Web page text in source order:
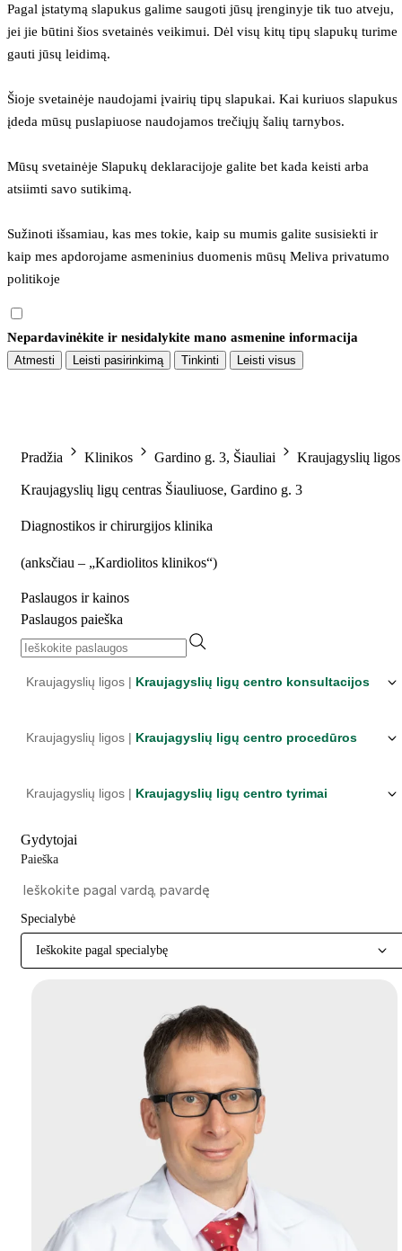
Pagal įstatymą slapukus galime saugoti jūsų įrenginyje tik tuo atveju,
jei jie būtini šios svetainės veikimui. Dėl visų kitų tipų slapukų turime
gauti jūsų leidimą.
Šioje svetainėje naudojami įvairių tipų slapukai. Kai kuriuos slapukus
įdeda mūsų puslapiuose naudojamos trečiųjų šalių tarnybos.
Mūsų svetainėje Slapukų deklaracijoje galite bet kada keisti arba
atsiimti savo sutikimą.
Sužinoti išsamiau, kas mes tokie, kaip su mumis galite susisiekti ir
kaip mes apdorojame asmeninius duomenis mūsų Meliva privatumo
politikoje
Nepardavinėkite ir nesidalykite mano asmenine informacija
Atmesti Leisti pasirinkimą Tinkinti Leisti visus
Pradžia Klinikos Gardino g. 3, Šiauliai Kraujagyslių ligos
Kraujagyslių ligų centras Šiauliuose, Gardino g. 3
Diagnostikos ir chirurgijos klinika
(anksčiau – „Kardiolitos klinikos“)
Paslaugos ir kainos
Paslaugos paieška
Kraujagyslių ligos | Kraujagyslių ligų centro konsultacijos
Kraujagyslių ligos | Kraujagyslių ligų centro procedūros
Kraujagyslių ligos | Kraujagyslių ligų centro tyrimai
Gydytojai
Paieška
Specialybė
Ieškokite pagal specialybę